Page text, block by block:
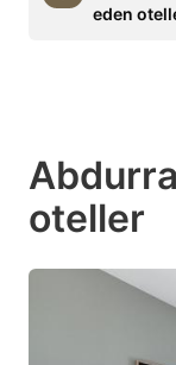
eden
oteller